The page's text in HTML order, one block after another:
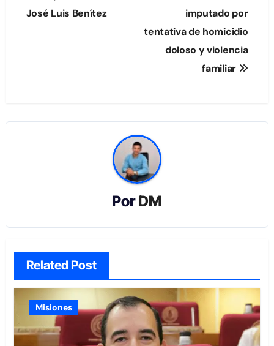
José Luis Benítez
imputado por
tentativa de homicidio
doloso y violencia
familiar
PorDM
Related Post
Misiones